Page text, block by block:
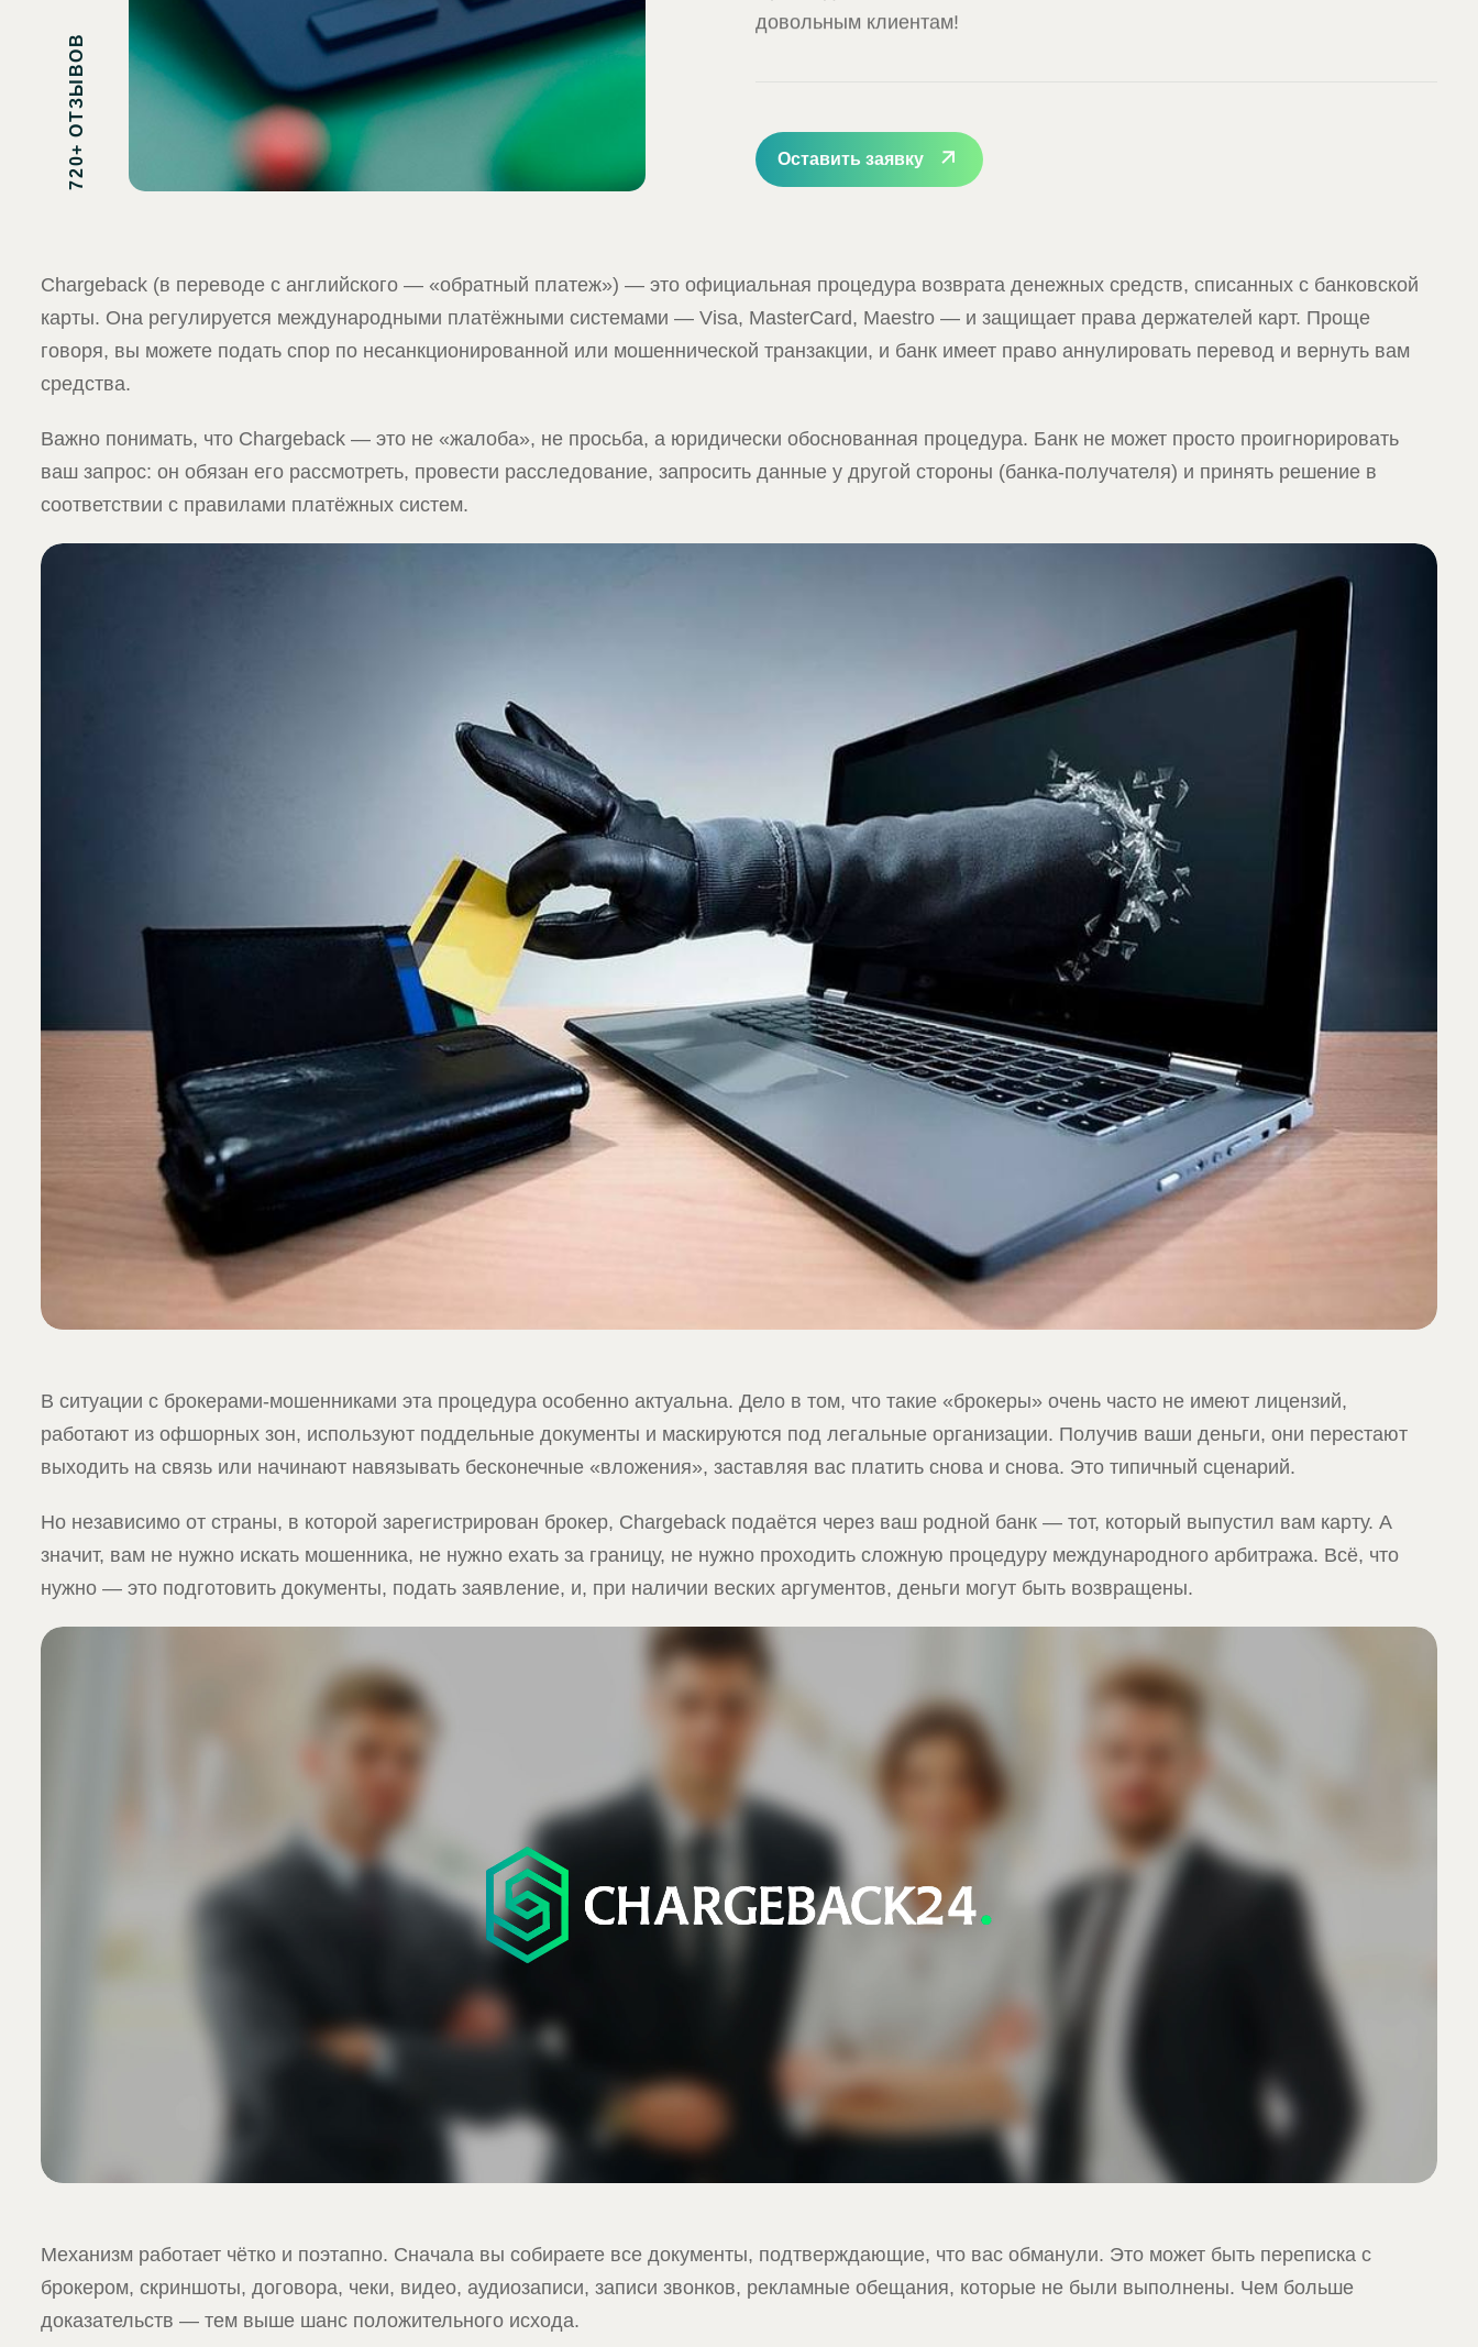
720+ ОТЗЫВОВ
довольным клиентам!
Оставить заявку
Chargeback (в переводе с английского — «обратный платеж») — это официальная процедура возврата денежных средств, списанных с банковской
карты. Она регулируется международными платёжными системами — Visa, MasterCard, Maestro — и защищает права держателей карт. Проще
говоря, вы можете подать спор по несанкционированной или мошеннической транзакции, и банк имеет право аннулировать перевод и вернуть вам
средства.
Важно понимать, что Chargeback — это не «жалоба», не просьба, а юридически обоснованная процедура. Банк не может просто проигнорировать
ваш запрос: он обязан его рассмотреть, провести расследование, запросить данные у другой стороны (банка-получателя) и принять решение в
соответствии с правилами платёжных систем.
В ситуации с брокерами-мошенниками эта процедура особенно актуальна. Дело в том, что такие «брокеры» очень часто не имеют лицензий,
работают из офшорных зон, используют поддельные документы и маскируются под легальные организации. Получив ваши деньги, они перестают
выходить на связь или начинают навязывать бесконечные «вложения», заставляя вас платить снова и снова. Это типичный сценарий.
Но независимо от страны, в которой зарегистрирован брокер, Chargeback подаётся через ваш родной банк — тот, который выпустил вам карту. А
значит, вам не нужно искать мошенника, не нужно ехать за границу, не нужно проходить сложную процедуру международного арбитража. Всё, что
нужно — это подготовить документы, подать заявление, и, при наличии веских аргументов, деньги могут быть возвращены.
Механизм работает чётко и поэтапно. Сначала вы собираете все документы, подтверждающие, что вас обманули. Это может быть переписка с
брокером, скриншоты, договора, чеки, видео, аудиозаписи, записи звонков, рекламные обещания, которые не были выполнены. Чем больше
доказательств — тем выше шанс положительного исхода.